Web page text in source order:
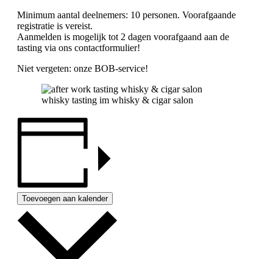
Minimum aantal deelnemers: 10 personen. Voorafgaande
registratie is vereist.
Aanmelden is mogelijk tot 2 dagen voorafgaand aan de
tasting via ons contactformulier!
Niet vergeten: onze BOB-service!
whisky tasting im whisky & cigar salon
Toevoegen aan kalender